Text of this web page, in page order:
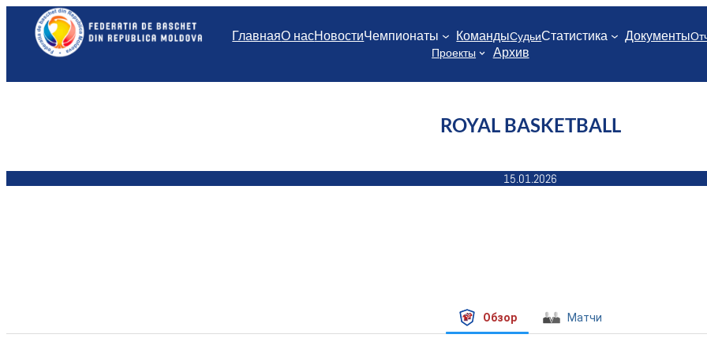
Перейти
содержимому
ГлавнаяО насНовостиЧемпионаты КомандыСудьиСтатистика Документы
Проекты
Архив
ROYAL BASKETBALL
15.01.2026
Обзор Матчи